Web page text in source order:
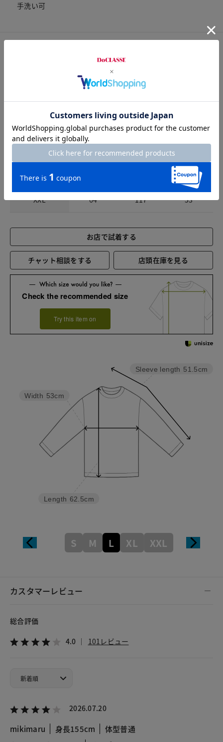
手洗い可
M 61.5 102 51
106
XL 52.5
XXL 64 117 53
お店で試着する
チャット相談をする 店頭在庫を見る
Check the recommended size
Try this item on
Sleeve length 51.5cm
Length 62.5cm
Width 53cm
S M L XL XXL
カスタマーレビュー
総合評価
4.0 101レビュー
2026.07.20
mikimaru 身長155cm 体型普通